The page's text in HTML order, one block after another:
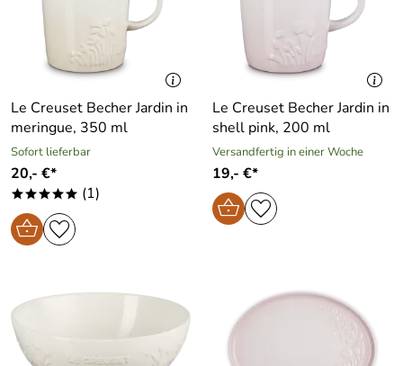
Le Creuset Becher Jardin in
meringue, 350 ml
Sofort lieferbar
20,- €*
***** (1)
Le Creuset Becher Jardin in
shell pink, 200 ml
Versandfertig in einer Woche
19,- €*